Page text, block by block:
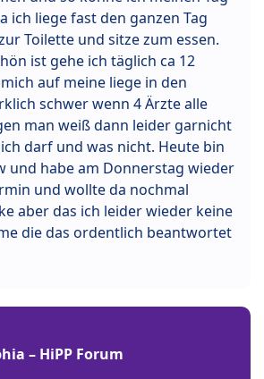
ich liege fast den ganzen Tag
Toilette und sitze zum essen.
ist gehe ich täglich ca 12
auf meine liege in den
schwer wenn 4 Ärzte alle
man weiß dann leider garnicht
darf und was nicht. Heute bin
und habe am Donnerstag wieder
und wollte da nochmal
aber das ich leider wieder keine
die das ordentlich beantwortet
– HiPP Forum